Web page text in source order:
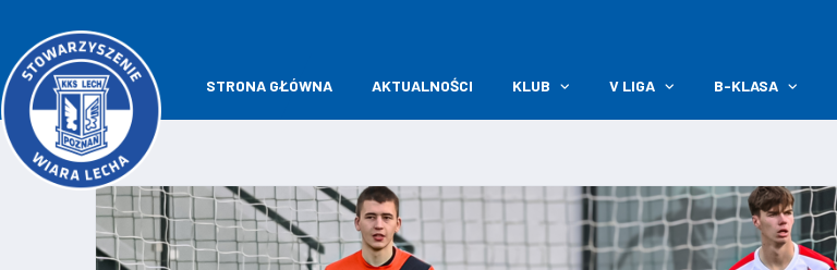
STRONA GŁÓWNA AKTUALNOŚCI KLUB V LIGA B-KLASA